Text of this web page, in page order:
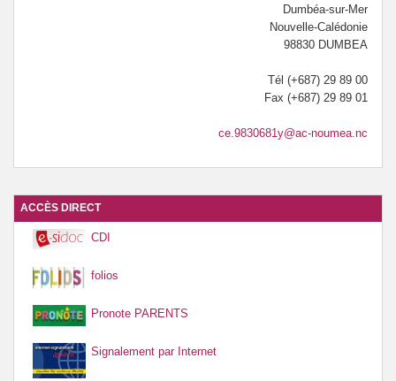
Dumbéa-sur-Mer
Nouvelle-Calédonie
98830 DUMBEA
Tél (+687) 29 89 00
Fax (+687) 29 89 01
ce.9830681y@ac-noumea.nc
ACCÈS DIRECT
CDI
folios
Pronote PARENTS
Signalement par Internet